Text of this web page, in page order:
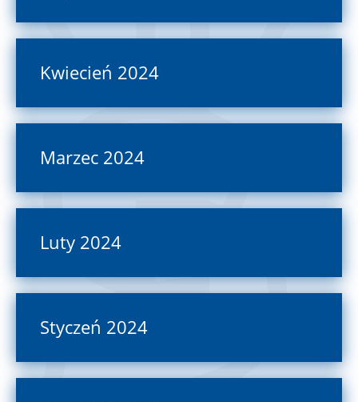
Kwiecień 2024
Marzec 2024
Luty 2024
Styczeń 2024